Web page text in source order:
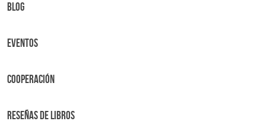
BLOG
Eventos
Cooperación
Reseñas de libros